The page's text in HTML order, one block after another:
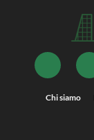
Chi siamo